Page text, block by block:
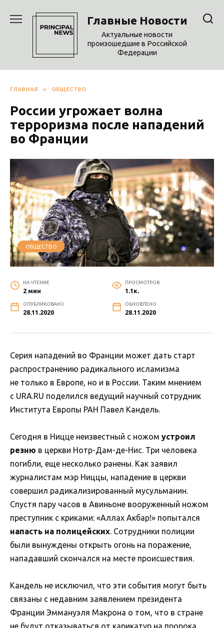
содержанию
Главные Новости
Актуальные новости
произошедшие в Российской
Федерации
ГЛАВНАЯ » ОБЩЕСТВО
России угрожает волна
терроризма после нападений
во Франции
ОБЩЕСТВО
НА ЧТЕНИЕ
2 мин
ПРОСМОТРОВ
1.1к.
ОПУБЛИКОВАНО
28.11.2020
ОБНОВЛЕНО
28.11.2020
Серия нападений во Франции может дать старт
распространению радикального исламизма
не только в Европе, но и в России. Таким мнением
с URA.RU поделился ведущий научный сотрудник
Института Европы РАН Павел Кандель.
Сегодня в Ницце неизвестный с ножом устроил
резню в церкви Нотр-Дам-де-Нис. Три человека
погибли, еще несколько ранены. Как заявил
журналистам мэр Ниццы, нападение в церкви
совершил радикализированный мусульманин.
Спустя пару часов в Авиньоне вооруженный ножом
преступник с криками: «Аллах Акбар!» попытался
напасть на полицейских. Сотрудники полиции
были вынуждены открыть огонь на поражение,
нападавший скончался на месте происшествия.
Кандель не исключил, что эти события могут быть
связаны с недавним заявлением президента
Франции Эммануэля Макрона о том, что в стране
не будут отказываться от карикатур на пророка